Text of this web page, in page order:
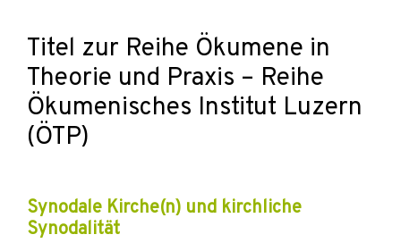
Titel zur Reihe Ökumene in
Theorie und Praxis – Reihe
Ökumenisches Institut Luzern
(ÖTP)
Synodale Kirche(n) und kirchliche
Synodalität